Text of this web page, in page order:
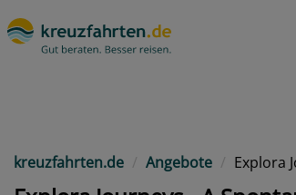
kreuzfahrten.de Angebote Explora